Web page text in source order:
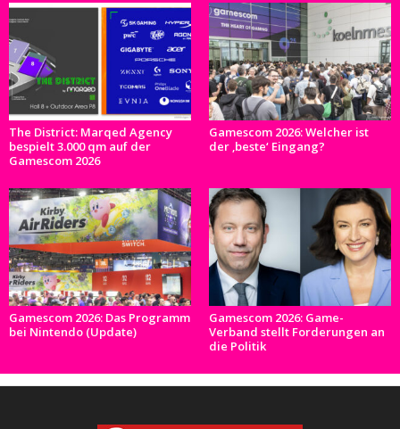
The District: Marqed Agency
bespielt 3.000 qm auf der
Gamescom 2026
Gamescom 2026: Welcher ist
der ‚beste‘ Eingang?
Gamescom 2026: Das Programm
bei Nintendo (Update)
Gamescom 2026: Game-
Verband stellt Forderungen an
die Politik